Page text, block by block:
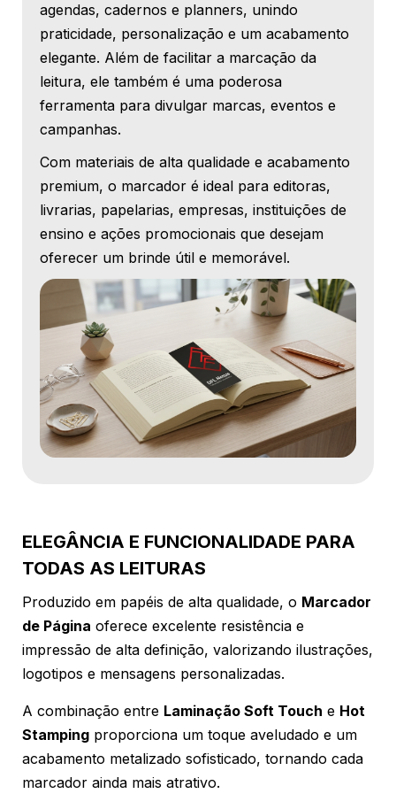
agendas, cadernos e planners, unindo
praticidade, personalização e um acabamento
elegante. Além de facilitar a marcação da
leitura, ele também é uma poderosa
ferramenta para divulgar marcas, eventos e
campanhas.
Com materiais de alta qualidade e acabamento
premium, o marcador é ideal para editoras,
livrarias, papelarias, empresas, instituições de
ensino e ações promocionais que desejam
oferecer um brinde útil e memorável.
ELEGÂNCIA E FUNCIONALIDADE PARA
TODAS AS LEITURAS
Produzido em papéis de alta qualidade, o Marcador
de Página oferece excelente resistência e
impressão de alta definição, valorizando ilustrações,
logotipos e mensagens personalizadas.
A combinação entre Laminação Soft Touch e Hot
Stamping proporciona um toque aveludado e um
acabamento metalizado sofisticado, tornando cada
marcador ainda mais atrativo.